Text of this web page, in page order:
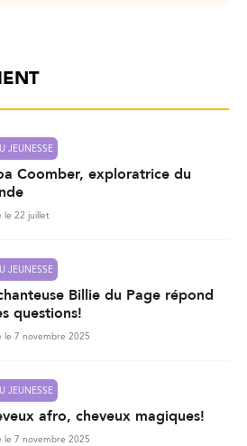
JEUNESSE
Coomber, exploratrice du
le 22 juillet
JEUNESSE
Billie du Page répond
questions!
le 7 novembre 2025
JEUNESSE
afro, cheveux magiques!
le 7 novembre 2025